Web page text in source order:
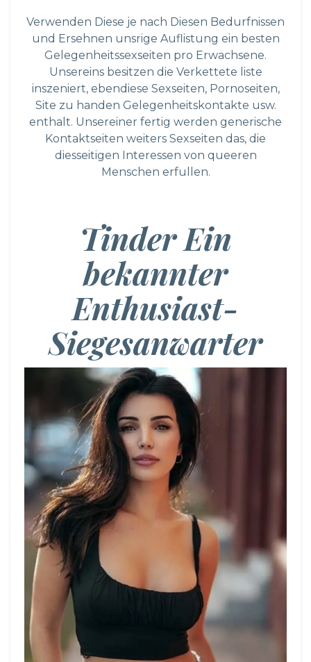
Verwenden Diese je nach Diesen Bedurfnissen
und Ersehnen unsrige Auflistung ein besten
Gelegenheitssexseiten pro Erwachsene.
Unsereins besitzen die Verkettete liste
inszeniert, ebendiese Sexseiten, Pornoseiten,
Site zu handen Gelegenheitskontakte usw.
enthalt. Unsereiner fertig werden generische
Kontaktseiten weiters Sexseiten das, die
diesseitigen Interessen von queeren
Menschen erfullen.
Tinder Ein
bekannter
Enthusiast-
Siegesanwarter